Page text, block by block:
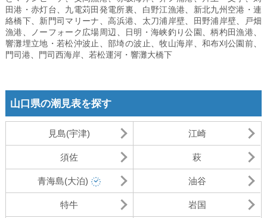
田港・赤灯台
九電苅田発電所裏 白野江漁港
新北九州空港・連
絡橋下
新門司マリーナ 、高浜港 太刀浦岸壁 田野浦岸壁
戸畑
漁港
ノーフォーク広場周辺 日明・海峡釣り公園 、柄杓田漁港
響灘埋立地・若松沖波止
、部埼の波止 、牧山海岸 和布刈公園前
門司港
門司西海岸、 若松運河・響灘大橋下
山口県の潮見表を探す
見島(宇津) 江崎
須佐 萩
青海島(大泊) 油谷
特牛 岩国